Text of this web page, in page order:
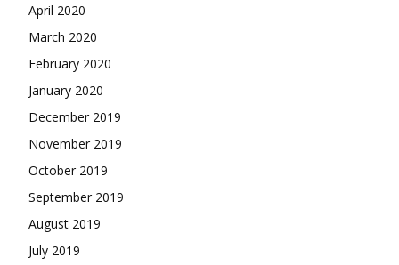
April 2020
March 2020
February 2020
January 2020
December 2019
November 2019
October 2019
September 2019
August 2019
July 2019